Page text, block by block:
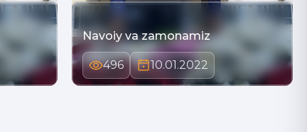
Navoiy va zamonamiz
496 10.01.2022